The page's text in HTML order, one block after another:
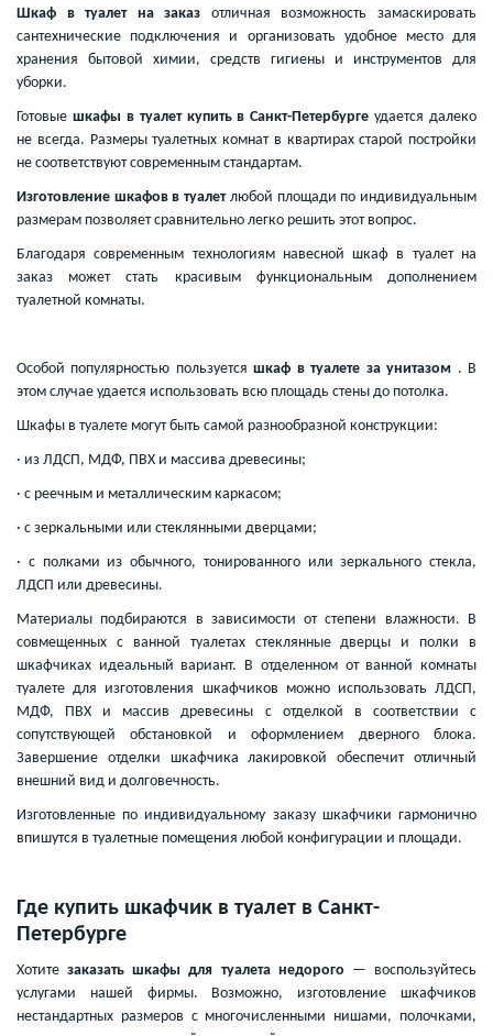
Шкаф в туалет на заказ отличная возможность замаскировать
сантехнические подключения и организовать удобное место для
хранения бытовой химии, средств гигиены и инструментов для
уборки.
Готовые шкафы в туалет купить в Санкт-Петербурге удается далеко
не всегда. Размеры туалетных комнат в квартирах старой постройки
не соответствуют современным стандартам.
Изготовление шкафов в туалетлюбой площади по индивидуальным
размерам позволяет сравнительно легко решить этот вопрос.
Благодаря современным технологиям навесной шкаф в туалет на
заказ может стать красивым функциональным дополнением
туалетной комнаты.
Особой популярностью пользуетсяшкаф в туалете за унитазом . В
этом случае удается использовать всю площадь стены до потолка.
Шкафы в туалете могут быть самой разнообразной конструкции:
· из ЛДСП, МДФ, ПВХ и массива древесины;
· с реечным и металлическим каркасом;
· с зеркальными или стеклянными дверцами;
· с полками из обычного, тонированного или зеркального стекла,
ЛДСП или древесины.
Материалы подбираются в зависимости от степени влажности. В
совмещенных с ванной туалетах стеклянные дверцы и полки в
шкафчиках идеальный вариант. В отделенном от ванной комнаты
туалете для изготовления шкафчиков можно использовать ЛДСП,
МДФ, ПВХ и массив древесины с отделкой в соответствии с
сопутствующей обстановкой и оформлением дверного блока.
Завершение отделки шкафчика лакировкой обеспечит отличный
внешний вид и долговечность.
Изготовленные по индивидуальному заказу шкафчики гармонично
впишутся в туалетные помещения любой конфигурации и площади.
Где купить шкафчик в туалет в Санкт-
Петербурге
Хотитезаказать шкафы для туалета недорого — воспользуйтесь
услугами нашей фирмы. Возможно, изготовление шкафчиков
нестандартных размеров с многочисленными нишами, полочками,